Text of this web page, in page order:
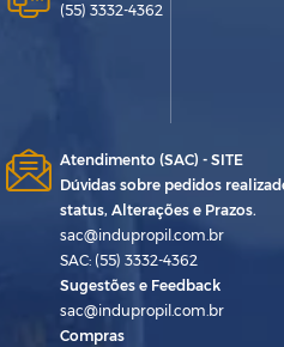
(55) 3332-4362
Atendimento (SAC) - SITE
Dúvidas sobre pedidos
status, Alterações e Prazos.
sac@indupropil.com.br
SAC: (55) 3332-4362
Sugestões e Feedback
sac@indupropil.com.br
Compras